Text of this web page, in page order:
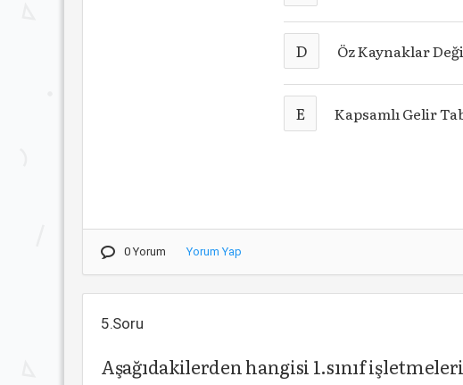
D Öz Kaynaklar
E Kapsamlı Gelir
0 Yorum Yorum Yap
5.Soru
Aşağıdakilerden hangisi 1.sınıf